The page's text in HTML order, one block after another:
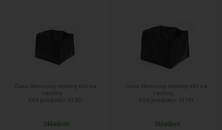
Oase štvorcový textilný kôš na
rastliny ...
Kód produktu: 51201
Skladom
Oase štvorcový textilný kôš na
rastliny ...
Kód produktu: 51191
Skladom